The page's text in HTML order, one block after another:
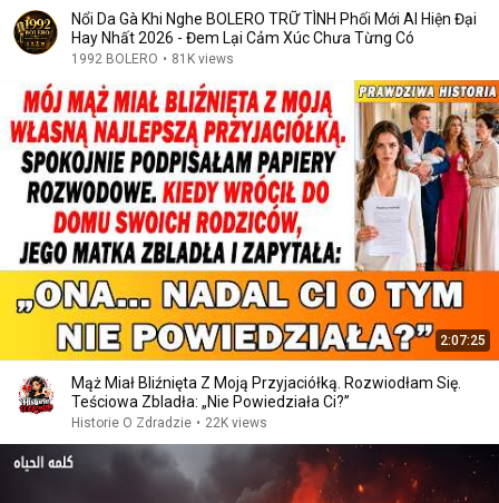
Nổi Da Gà Khi Nghe BOLERO TRỮ TÌNH Phối Mới AI Hiện Đại
Hay Nhất 2026 - Đem Lại Cảm Xúc Chưa Từng Có
1992 BOLERO • 81K views
2:07:25
Mąż Miał Bliźnięta Z Moją Przyjaciółką. Rozwiodłam Się.
Teściowa Zbladła: „Nie Powiedziała Ci?”
Historie O Zdradzie • 22K views